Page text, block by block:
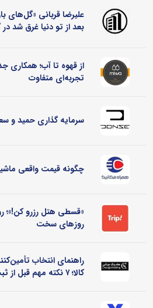
علیرضا قربانی «گل‌های
بعد از تو دنیا غرق شد
از قهوه تا آب؛ همکاری
تجربه‌ای متفاوت
سرمایه گذاری حمید و
چگونه قیمت واقعی
«قسطی هتل رزرو کن!»؛
روزهای سخت
راهنمای انتخاب
کالا؛ ۷ نکته مهم قبل از ثبت سفارش